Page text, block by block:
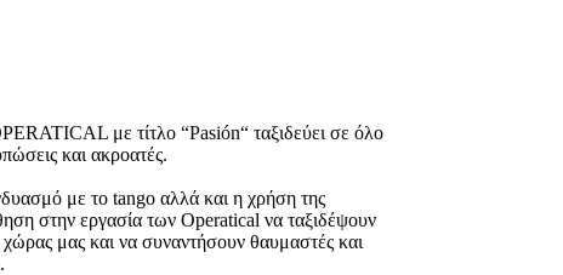
με τίτλο “Pasión“ ταξιδεύει σε όλο
και ακροατές.
με το tango αλλά και η χρήση της
στην εργασία των Operatical να ταξιδέψουν
μας και να συναντήσουν θαυμαστές και